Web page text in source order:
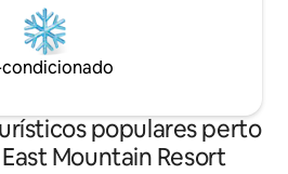
populares perto
Mountain Resort